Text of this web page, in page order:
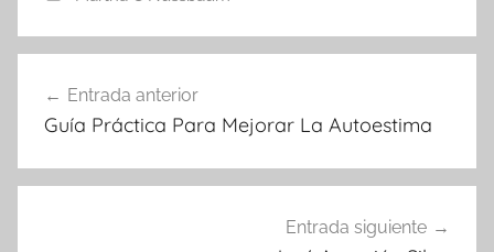
de
Entrada anterior
Guía Práctica Para Mejorar La Autoestima
Entrada siguiente